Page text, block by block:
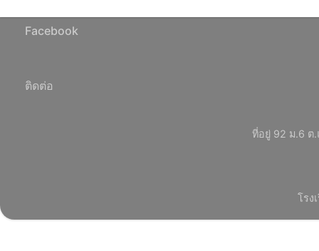
Facebook
ติดต่อ
ที่อยู่ 92 ม.6 ต.
โรง